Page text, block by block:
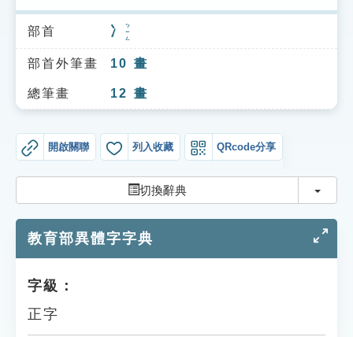
索引選單
知識索引
單字索引
遊戲專區
教學應用
貓頭鷹博士
部首 冫 ㄅㄧㄥ
部首外筆畫 10 畫
總筆畫 12 畫
開啟關聯 列入收藏 QRcode分享
切換辭典 切換
教育部異體字字典
字級：
正字